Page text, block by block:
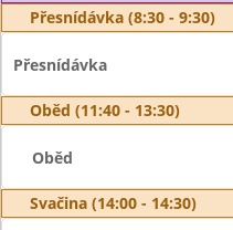
Přesnídávka (8:30 - 9:30)
Přesnídávka
Oběd (11:40 - 13:30)
Oběd
Svačina (14:00 - 14:30)